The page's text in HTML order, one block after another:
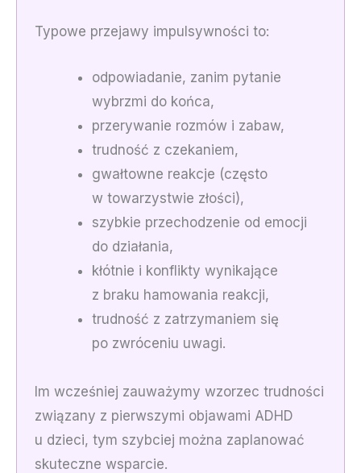
Typowe przejawy impulsywności to:
odpowiadanie, zanim pytanie
wybrzmi do końca,
przerywanie rozmów i zabaw,
trudność z czekaniem,
gwałtowne reakcje (często
w towarzystwie złości),
szybkie przechodzenie od emocji
do działania,
kłótnie i konflikty wynikające
z braku hamowania reakcji,
trudność z zatrzymaniem się
po zwróceniu uwagi.
Im wcześniej zauważymy wzorzec trudności
związany z pierwszymi objawami ADHD
u dzieci, tym szybciej można zaplanować
skuteczne wsparcie.